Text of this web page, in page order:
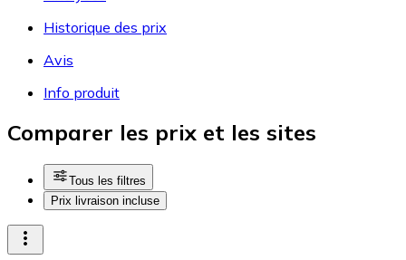
Historique des prix
Avis
Info produit
Comparer les prix et les sites
Tous les filtres
Prix livraison incluse